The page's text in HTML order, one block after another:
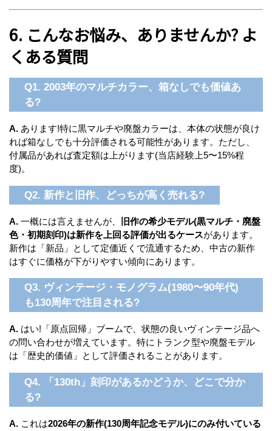
6. こんなお悩み、ありませんか? よ
くある質問
Q1. 2003年のマルチカラー、箱なしでも価値あ
る?
A. あります!特に黒マルチや廃盤カラーは、本体の状態が良け
れば箱なしでも十分評価される可能性があります。ただし、
付属品があれば査定額は上がります(当店経験上5〜15%程
度)。
Q2. 新作と旧作、どっちが高く売れる?
A. 一概には言えませんが、
旧作の希少モデル(黒マルチ・廃盤
色・初期刻印)は新作を上回る評価が出るケースがあります。
新作は「新品」として定価近くで流通するため、中古の新作
はすぐに価格が下がりやすい傾向にあります。
Q3. ヴィンテージ・モノグラム(1980〜90年代)
も130周年で注目される?
A. はい!「原点回帰」ブームで、状態の良いヴィンテージ品へ
の問い合わせが増えています。特にトランク型や廃盤モデル
は「歴史的価値」として評価されることがあります。
Q4. 「130th」刻印があるかどうか、どこで分か
る?
A. これは2026年の新作(130周年記念モデル)にのみ付いている